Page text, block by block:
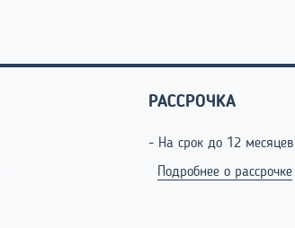
РАССРОЧКА
- На срок до 12 месяцев
Подробнее о рассрочке